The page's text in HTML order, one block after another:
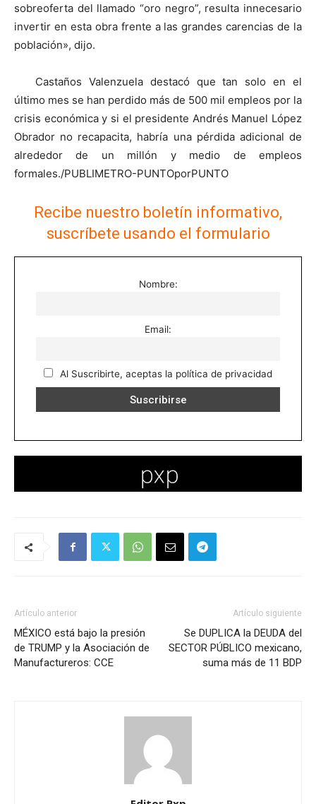
sobreoferta del llamado “oro negro”, resulta innecesario
invertir en esta obra frente a las grandes carencias de la
población», dijo.
Castaños Valenzuela destacó que tan solo en el
último mes se han perdido más de 500 mil empleos por la
crisis económica y si el presidente Andrés Manuel López
Obrador no recapacita, habría una pérdida adicional de
alrededor de un millón y medio de empleos
formales./PUBLIMETRO-PUNTOporPUNTO
Recibe nuestro boletín informativo,
suscríbete usando el formulario
Nombre:
Email:
Al Suscribirte, aceptas la política de privacidad
Artículo anterior
MÉXICO está bajo la presión
de TRUMP y la Asociación de
Manufactureros: CCE
Artículo siguiente
Se DUPLICA la DEUDA del
SECTOR PÚBLICO mexicano,
suma más de 11 BDP